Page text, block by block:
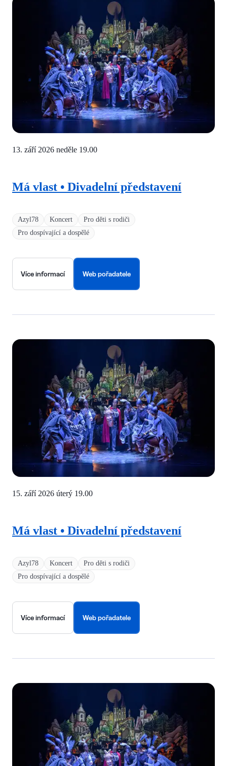
Azyl78 Koncert
Pro děti s rodiči
Pro dospívající a dospělé
Má vlast • Divadelní představení
13. září 2026 neděle 19.00
Více informací Web pořadatele
Azyl78 Koncert
Pro děti s rodiči
Pro dospívající a dospělé
Má vlast • Divadelní představení
15. září 2026 úterý 19.00
Více informací Web pořadatele